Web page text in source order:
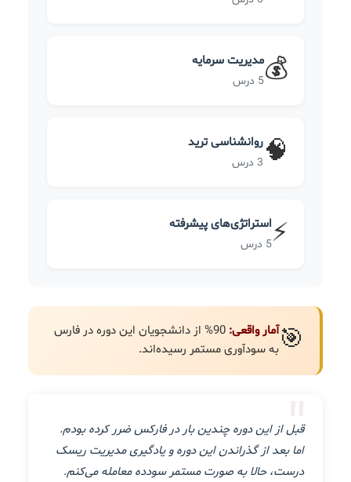
💰مدیریت سرمایه
5 درس
🧠روانشناسی ترید
3 درس
⚡استراتژی‌های پیشرفته
5 درس
🎯آمار واقعی:
90% از دانشجویان این دوره در فارس
به سودآوری مستمر رسیده‌اند.
"
قبل از این دوره چندین بار در فارکس ضرر کرده بودم.
اما بعد از گذراندن این دوره و یادگیری مدیریت ریسک
درست، حالا به صورت مستمر سودده معامله می‌کنم.